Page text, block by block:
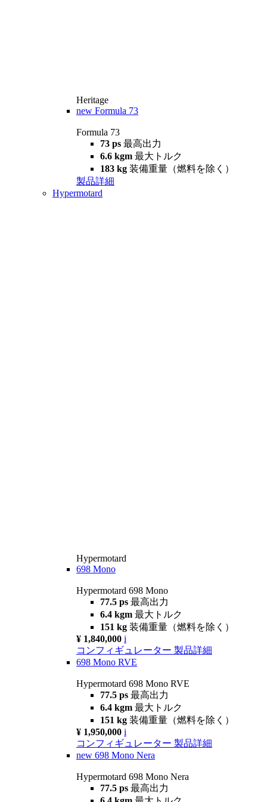
Heritage
new Formula 73
Formula 73
73 ps 最高出力
6.6 kgm 最大トルク
183 kg 装備重量（燃料を除く）
製品詳細
Hypermotard
Hypermotard
698 Mono
Hypermotard 698 Mono
77.5 ps 最高出力
6.4 kgm 最大トルク
151 kg 装備重量（燃料を除く）
¥ 1,840,000 i
コンフィギュレーター 製品詳細
698 Mono RVE
Hypermotard 698 Mono RVE
77.5 ps 最高出力
6.4 kgm 最大トルク
151 kg 装備重量（燃料を除く）
¥ 1,950,000 i
コンフィギュレーター 製品詳細
new 698 Mono Nera
Hypermotard 698 Mono Nera
77.5 ps 最高出力